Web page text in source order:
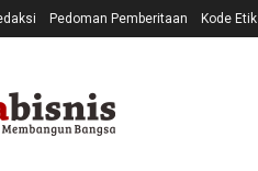
Pedoman Pemberitaan Kode Etik